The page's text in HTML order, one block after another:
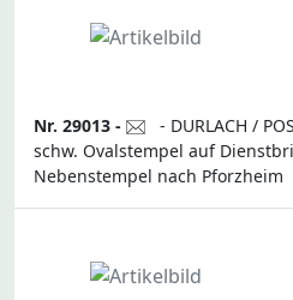
Nr. 29013 -
- DURLACH /
schw. Ovalstempel auf
Nebenstempel nach Pforzheim